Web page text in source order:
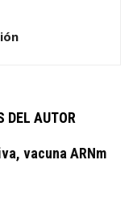
DEL AUTOR
vacuna ARNm